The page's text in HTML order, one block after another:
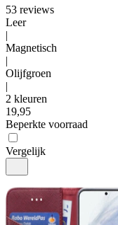
53 reviews
Leer
|
Magnetisch
|
Olijfgroen
|
2 kleuren
19,95
Beperkte voorraad
Vergelijk